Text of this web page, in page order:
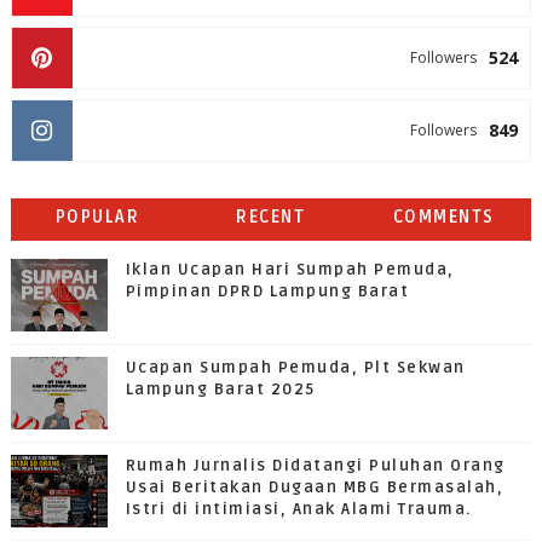
524
Followers
849
Followers
POPULAR RECENT COMMENTS
Iklan Ucapan Hari Sumpah Pemuda,
Pimpinan DPRD Lampung Barat
Ucapan Sumpah Pemuda, Plt Sekwan
Lampung Barat 2025
Rumah Jurnalis Didatangi Puluhan Orang
Usai Beritakan Dugaan MBG Bermasalah,
Istri di intimiasi, Anak Alami Trauma.